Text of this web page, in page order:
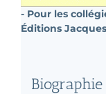
- Pour les
Éditions